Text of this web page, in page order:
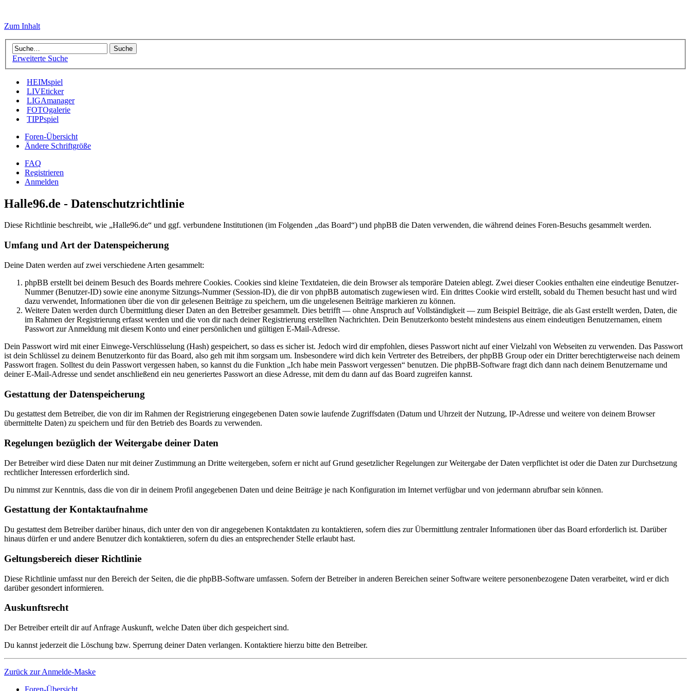
Zum Inhalt
Erweiterte Suche
HEIMspiel
LIVEticker
LIGAmanager
FOTOgalerie
TIPPspiel
Foren-Übersicht
Ändere Schriftgröße
FAQ
Registrieren
Anmelden
Halle96.de - Datenschutzrichtlinie
Diese Richtlinie beschreibt, wie „Halle96.de“ und ggf. verbundene Institutionen (im Folgenden „das Board“) und phpBB die Daten verwenden, die während deines Foren-Besuchs gesammelt werden.
Umfang und Art der Datenspeicherung
Deine Daten werden auf zwei verschiedene Arten gesammelt:
phpBB erstellt bei deinem Besuch des Boards mehrere Cookies. Cookies sind kleine Textdateien, die dein Browser als temporäre Dateien ablegt. Zwei dieser Cookies enthalten eine eindeutige Benutzer-
Nummer (Benutzer-ID) sowie eine anonyme Sitzungs-Nummer (Session-ID), die dir von phpBB automatisch zugewiesen wird. Ein drittes Cookie wird erstellt, sobald du Themen besucht hast und wird
dazu verwendet, Informationen über die von dir gelesenen Beiträge zu speichern, um die ungelesenen Beiträge markieren zu können.
Weitere Daten werden durch Übermittlung dieser Daten an den Betreiber gesammelt. Dies betrifft — ohne Anspruch auf Vollständigkeit — zum Beispiel Beiträge, die als Gast erstellt werden, Daten, die
im Rahmen der Registrierung erfasst werden und die von dir nach deiner Registrierung erstellten Nachrichten. Dein Benutzerkonto besteht mindestens aus einem eindeutigen Benutzernamen, einem
Passwort zur Anmeldung mit diesem Konto und einer persönlichen und gültigen E-Mail-Adresse.
Dein Passwort wird mit einer Einwege-Verschlüsselung (Hash) gespeichert, so dass es sicher ist. Jedoch wird dir empfohlen, dieses Passwort nicht auf einer Vielzahl von Webseiten zu verwenden. Das Passwort
ist dein Schlüssel zu deinem Benutzerkonto für das Board, also geh mit ihm sorgsam um. Insbesondere wird dich kein Vertreter des Betreibers, der phpBB Group oder ein Dritter berechtigterweise nach deinem
Passwort fragen. Solltest du dein Passwort vergessen haben, so kannst du die Funktion „Ich habe mein Passwort vergessen“ benutzen. Die phpBB-Software fragt dich dann nach deinem Benutzername und
deiner E-Mail-Adresse und sendet anschließend ein neu generiertes Passwort an diese Adresse, mit dem du dann auf das Board zugreifen kannst.
Gestattung der Datenspeicherung
Du gestattest dem Betreiber, die von dir im Rahmen der Registrierung eingegebenen Daten sowie laufende Zugriffsdaten (Datum und Uhrzeit der Nutzung, IP-Adresse und weitere von deinem Browser
übermittelte Daten) zu speichern und für den Betrieb des Boards zu verwenden.
Regelungen bezüglich der Weitergabe deiner Daten
Der Betreiber wird diese Daten nur mit deiner Zustimmung an Dritte weitergeben, sofern er nicht auf Grund gesetzlicher Regelungen zur Weitergabe der Daten verpflichtet ist oder die Daten zur Durchsetzung
rechtlicher Interessen erforderlich sind.
Du nimmst zur Kenntnis, dass die von dir in deinem Profil angegebenen Daten und deine Beiträge je nach Konfiguration im Internet verfügbar und von jedermann abrufbar sein können.
Gestattung der Kontaktaufnahme
Du gestattest dem Betreiber darüber hinaus, dich unter den von dir angegebenen Kontaktdaten zu kontaktieren, sofern dies zur Übermittlung zentraler Informationen über das Board erforderlich ist. Darüber
hinaus dürfen er und andere Benutzer dich kontaktieren, sofern du dies an entsprechender Stelle erlaubt hast.
Geltungsbereich dieser Richtlinie
Diese Richtlinie umfasst nur den Bereich der Seiten, die die phpBB-Software umfassen. Sofern der Betreiber in anderen Bereichen seiner Software weitere personenbezogene Daten verarbeitet, wird er dich
darüber gesondert informieren.
Auskunftsrecht
Der Betreiber erteilt dir auf Anfrage Auskunft, welche Daten über dich gespeichert sind.
Du kannst jederzeit die Löschung bzw. Sperrung deiner Daten verlangen. Kontaktiere hierzu bitte den Betreiber.
Zurück zur Anmelde-Maske
Foren-Übersicht